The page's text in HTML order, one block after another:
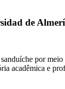
de
por meio
acadêmica e